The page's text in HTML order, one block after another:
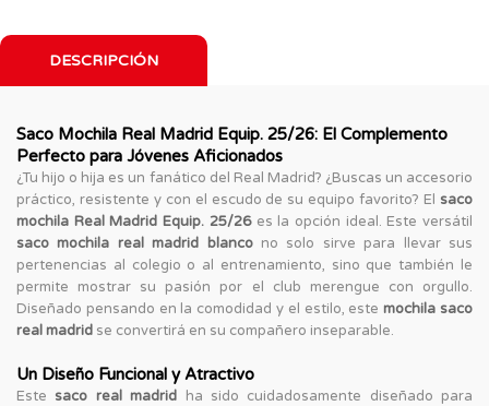
DESCRIPCIÓN
Saco Mochila Real Madrid Equip. 25/26: El Complemento
Perfecto para Jóvenes Aficionados
¿Tu hijo o hija es un fanático del Real Madrid? ¿Buscas un accesorio
práctico, resistente y con el escudo de su equipo favorito? El saco
mochila Real Madrid Equip. 25/26es la opción ideal. Este versátil
saco mochila real madrid blancono solo sirve para llevar sus
pertenencias al colegio o al entrenamiento, sino que también le
permite mostrar su pasión por el club merengue con orgullo.
Diseñado pensando en la comodidad y el estilo, estemochila saco
real madrid se convertirá en su compañero inseparable.
Un Diseño Funcional y Atractivo
Este saco real madrid ha sido cuidadosamente diseñado para